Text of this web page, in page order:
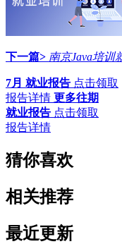
下一篇> 南京Java培训
7月 就业报告 点击领取
报告详情 更多往期
就业报告 点击领取
报告详情
猜你喜欢
相关推荐
最近更新